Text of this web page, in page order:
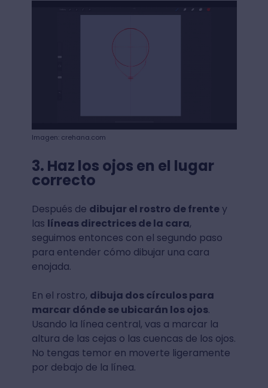
Imagen: crehana.com
3. Haz los ojos en el lugar
correcto
Después de dibujar el rostro de frentey
las líneas directrices de la cara,
seguimos entonces con el segundo paso
para entender cómo dibujar una cara
enojada.
En el rostro, dibuja dos círculos para
marcar dónde se ubicarán los ojos.
Usando la línea central, vas a marcar la
altura de las cejas o las cuencas de los ojos.
No tengas temor en moverte ligeramente
por debajo de la línea.